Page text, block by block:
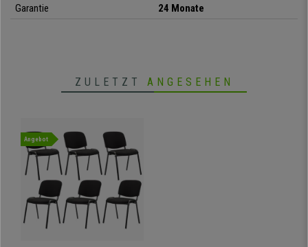
• Sehr stabil, schwarzes Metallgestell
Garantie 24 Monate
ZULETZT ANGESEHEN
Angebot